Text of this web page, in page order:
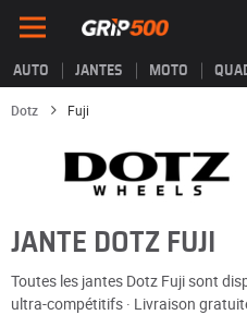
AUTO JANTES MOTO
Dotz Fuji
JANTE DOTZ FUJI
Toutes les jantes Dotz Fuji sont
ultra-compétitifs · Livraison